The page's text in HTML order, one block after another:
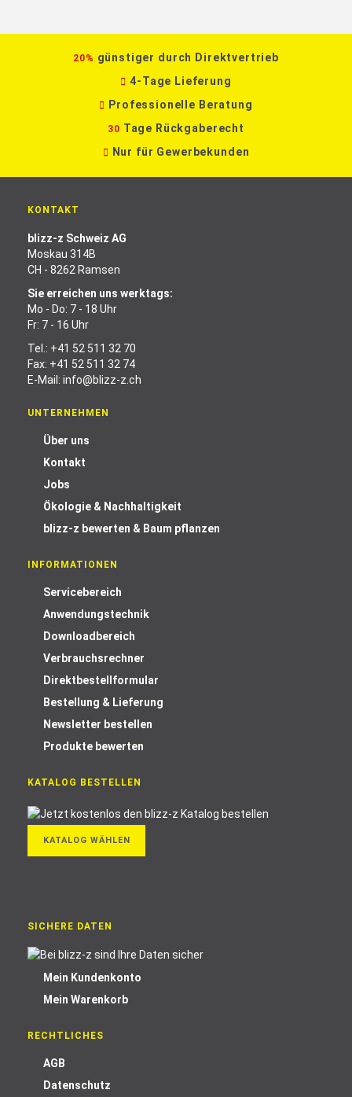
20% günstiger durch Direktvertrieb
4-Tage Lieferung
Professionelle Beratung
30 Tage Rückgaberecht
Nur für Gewerbekunden
KONTAKT
blizz-z Schweiz AG
Moskau 314B
CH - 8262 Ramsen
Sie erreichen uns werktags:
Mo - Do: 7 - 18 Uhr
Fr: 7 - 16 Uhr
Tel.: +41 52 511 32 70
Fax: +41 52 511 32 74
E-Mail: info@blizz-z.ch
UNTERNEHMEN
Über uns
Kontakt
Jobs
Ökologie & Nachhaltigkeit
blizz-z bewerten & Baum pflanzen
INFORMATIONEN
Servicebereich
Anwendungstechnik
Downloadbereich
Verbrauchsrechner
Direktbestellformular
Bestellung & Lieferung
Newsletter bestellen
Produkte bewerten
KATALOG BESTELLEN
KATALOG WÄHLEN
SICHERE DATEN
Mein Kundenkonto
Mein Warenkorb
RECHTLICHES
AGB
Datenschutz